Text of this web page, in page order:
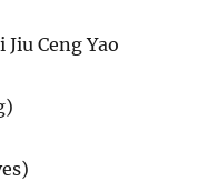
Jiu Ceng Yao